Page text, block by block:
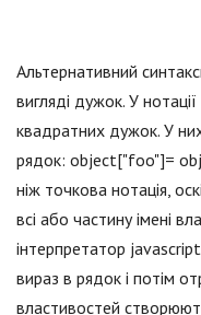
Альтернативний
вигляді дужок. У
квадратних дужок. У
рядок: object["foo"]=
ніж точкова нотація,
всі або частину імені
інтерпретатор
вираз в рядок і потім
властивостей